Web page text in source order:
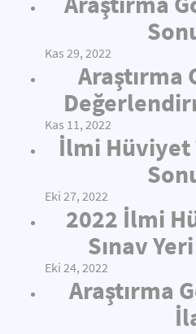
Kas 29, 2022
Araştırma
Kas 11, 2022
İlmi Hüviyet
Eki 27, 2022
2022 İlmi
Sınav
Eki 24, 2022
Araştırma